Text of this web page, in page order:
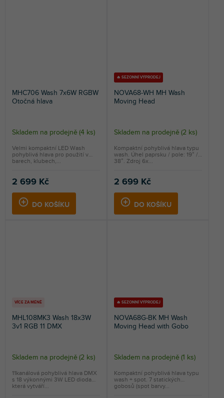
MHC706 Wash 7x6W RGBW
Otočná hlava
Skladem na prodejně (4 ks)
2 699 Kč
DO KOŠÍKU
Velmi kompaktní LED Wash
pohyblivá hlava pro použití v
barech, klubech,...
🔥 SEZONNÍ VÝPRODEJ
NOVA68-WH MH Wash
Moving Head
Skladem na prodejně (2 ks)
2 699 Kč
DO KOŠÍKU
Kompaktní pohyblivá hlava typu
wash. Úhel paprsku / pole: 19° /
38°. Zdroj 6x...
VÍCE ZA MÉNĚ
MHL108MK3 Wash 18x3W
3v1 RGB 11 DMX
Skladem na prodejně (2 ks)
11kanálová pohyblivá hlava DMX
s 18 výkonnými 3W LED diodami,
která vytváří...
🔥 SEZONNÍ VÝPRODEJ
NOVA68G-BK MH Wash
Moving Head with Gobo
Skladem na prodejně (1 ks)
Kompaktní pohyblivá hlava typu
wash + spot. 7 statických
gobosů (spot barvy...